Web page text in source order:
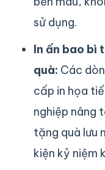
sử dụng.
In ấn bao bì
quà: Các
cấp in họa
nghiệp nâng
tặng quà lưu
kiện kỷ niệm